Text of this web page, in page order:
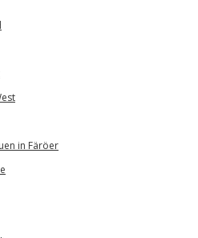
in Färöer